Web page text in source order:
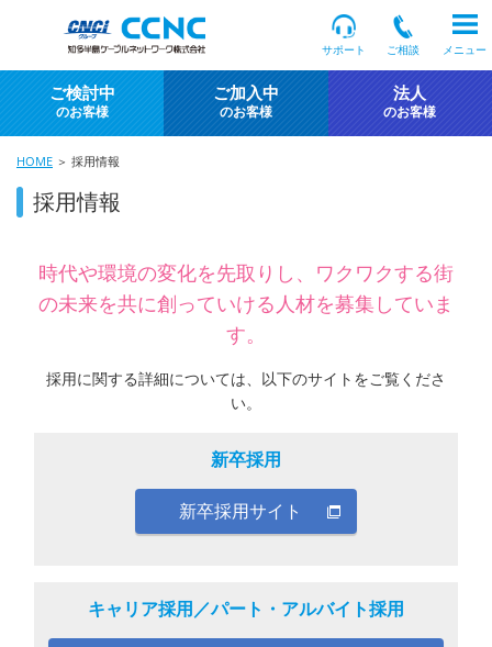
サポート ご相談 メニュー
ご検討中
のお客様
ご加入中
のお客様
法人
のお客様
HOME ＞ 採用情報
採用情報
時代や環境の変化を先取りし、ワクワクする街
の未来を共に創っていける人材を募集していま
す。
採用に関する詳細については、以下のサイトをご覧くださ
い。
新卒採用
新卒採用サイト
キャリア採用／パート・アルバイト採用